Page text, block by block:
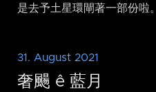
是去予土星環閘著一部份啦。
31. August 2021
奢颺 ê 藍月